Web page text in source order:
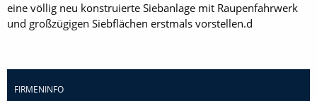
eine völlig neu konstruierte Siebanlage mit Raupenfahrwerk
und großzügigen Siebflächen erstmals vorstellen.d
FIRMENINFO